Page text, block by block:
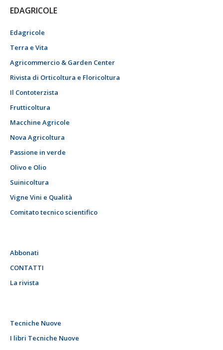
EDAGRICOLE
Edagricole
Terra e Vita
Agricommercio & Garden Center
Rivista di Orticoltura e Floricoltura
Il Contoterzista
Frutticoltura
Macchine Agricole
Nova Agricoltura
Passione in verde
Olivo e Olio
Suinicoltura
Vigne Vini e Qualità
Comitato tecnico scientifico
Abbonati
CONTATTI
La rivista
Tecniche Nuove
I libri Tecniche Nuove